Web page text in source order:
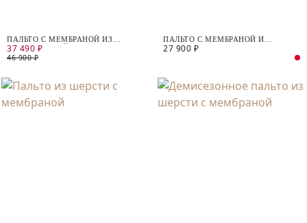
ПАЛЬТО С МЕМБРАНОЙ ИЗ
ПРЕМИАЛЬНОЙ ШЕРСТИ И
АЛЬПАКА
37 490 ₽
46 900 ₽
ПАЛЬТО С МЕМБРАНОЙ И
УТЕПЛИТЕЛЕМ
27 900 ₽